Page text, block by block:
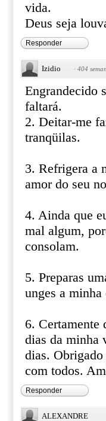
vida.
Deus seja
Responder
Izidio · 404
Engrandecido
faltará.
2. Deitar-me
tranqüilas.
3. Refrigera a
amor do seu
4. Ainda que
mal algum,
consolam.
5. Preparas
unges a
6. Certamente
dias da minha
dias. Obrigado
com todos.
Responder
ALEXANDRE